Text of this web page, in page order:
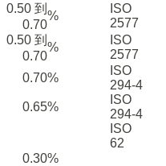
0.50 到
0.70
%
ISO
2577
0.50 到
0.70
%
ISO
2577
0.70%
ISO
294-4
0.65%
ISO
294-4
ISO
62
0.30%